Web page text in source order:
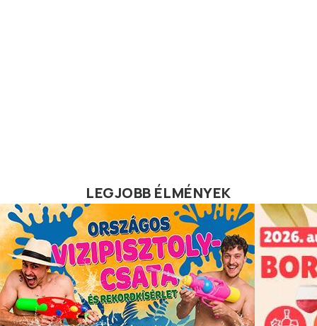
LEGJOBB ÉLMÉNYEK